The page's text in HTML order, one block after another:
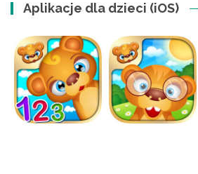
Aplikacje dla dzieci (iOS)